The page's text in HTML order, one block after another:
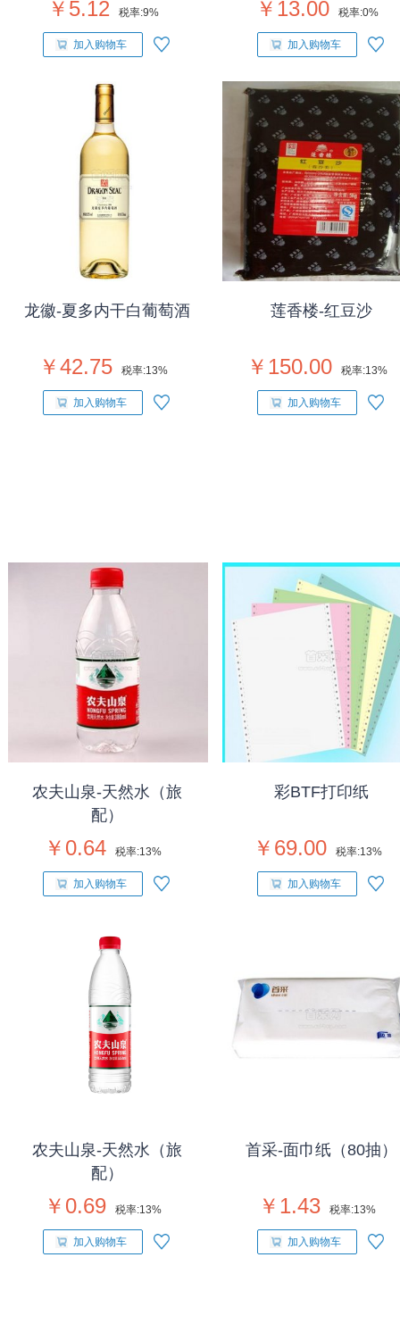
￥5.12 税率:9%
加入购物车
￥13.00 税率:0%
加入购物车
龙徽-夏多内干白葡萄酒
￥42.75 税率:13%
加入购物车
莲香楼-红豆沙
￥150.00 税率:13%
加入购物车
农夫山泉-天然水（旅
配）
￥0.64 税率:13%
加入购物车
彩BTF打印纸
￥69.00 税率:13%
加入购物车
农夫山泉-天然水（旅
配）
￥0.69 税率:13%
加入购物车
首采-面巾纸（80抽）
￥1.43 税率:13%
加入购物车